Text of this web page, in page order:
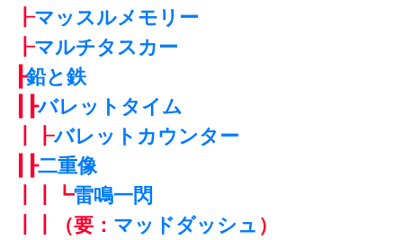
┠マッスルメモリー
┠マルチタスカー
┠鉛と鉄
┃┠バレットタイム
┃┠バレットカウンター
┃┠二重像
┃┃┗雷鳴一閃
┃┃（要： マッドダッシュ ）